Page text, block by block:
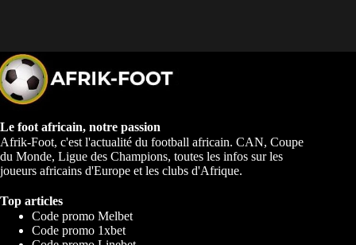
Le foot africain, notre passion
Afrik-Foot, c'est l'actualité du football africain. CAN, Coupe
du Monde, Ligue des Champions, toutes les infos sur les
joueurs africains d'Europe et les clubs d'Afrique.
Top articles
Code promo Melbet
Code promo 1xbet